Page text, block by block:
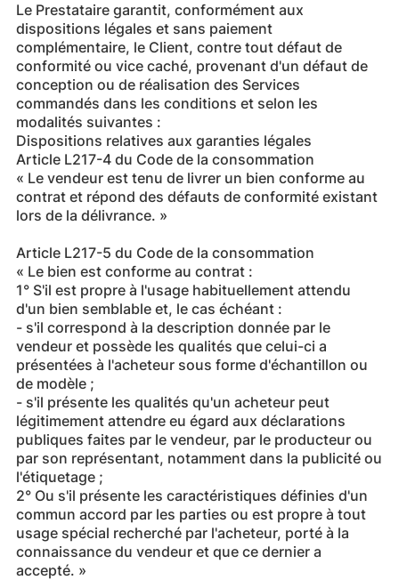
Le Prestataire garantit, conformément aux
dispositions légales et sans paiement
complémentaire, le Client, contre tout défaut de
conformité ou vice caché, provenant d'un défaut de
conception ou de réalisation des Services
commandés dans les conditions et selon les
modalités suivantes :
Dispositions relatives aux garanties légales
Article L217-4 du Code de la consommation
« Le vendeur est tenu de livrer un bien conforme au
contrat et répond des défauts de conformité existant
lors de la délivrance. »
Article L217-5 du Code de la consommation
« Le bien est conforme au contrat :
1° S'il est propre à l'usage habituellement attendu
d'un bien semblable et, le cas échéant :
- s'il correspond à la description donnée par le
vendeur et possède les qualités que celui-ci a
présentées à l'acheteur sous forme d'échantillon ou
de modèle ;
- s'il présente les qualités qu'un acheteur peut
légitimement attendre eu égard aux déclarations
publiques faites par le vendeur, par le producteur ou
par son représentant, notamment dans la publicité ou
l'étiquetage ;
2° Ou s'il présente les caractéristiques définies d'un
commun accord par les parties ou est propre à tout
usage spécial recherché par l'acheteur, porté à la
connaissance du vendeur et que ce dernier a
accepté. »